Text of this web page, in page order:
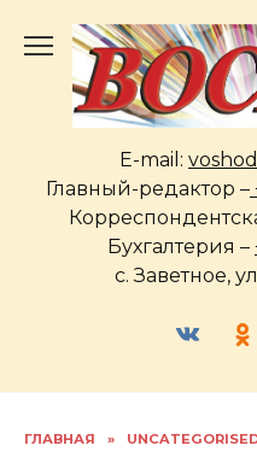
содержанию
E-mail:
Главный-редактор –
Бухгалтерия –
с. Заветное,
ГЛАВНАЯ »